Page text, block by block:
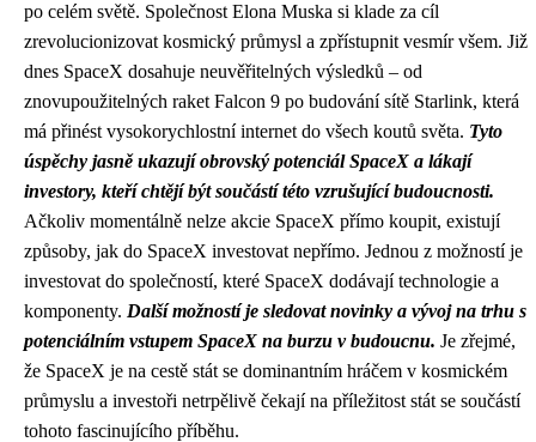
po celém světě. Společnost Elona Muska si klade za cíl
zrevolucionizovat kosmický průmysl a zpřístupnit vesmír všem. Již
dnes SpaceX dosahuje neuvěřitelných výsledků – od
znovupoužitelných raket Falcon 9 po budování sítě Starlink, která
má přinést vysokorychlostní internet do všech koutů světa. Tyto
úspěchy jasně ukazují obrovský potenciál SpaceX a lákají
investory, kteří chtějí být součástí této vzrušující budoucnosti.
Ačkoliv momentálně nelze akcie SpaceX přímo koupit, existují
způsoby, jak do SpaceX investovat nepřímo. Jednou z možností je
investovat do společností, které SpaceX dodávají technologie a
komponenty. Další možností je sledovat novinky a vývoj na trhu s
potenciálním vstupem SpaceX na burzu v budoucnu. Je zřejmé,
že SpaceX je na cestě stát se dominantním hráčem v kosmickém
průmyslu a investoři netrpělivě čekají na příležitost stát se součástí
tohoto fascinujícího příběhu.